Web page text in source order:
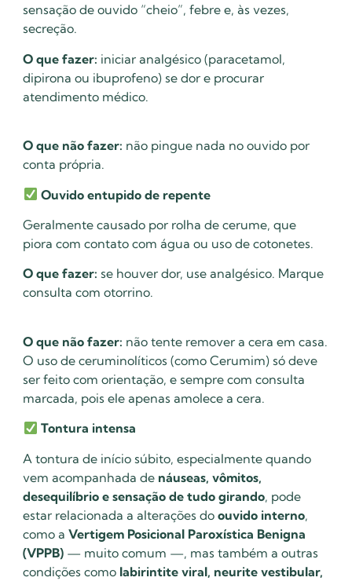
sensação de ouvido “cheio”, febre e, às vezes,
secreção.
O que fazer: iniciar analgésico (paracetamol,
dipirona ou ibuprofeno) se dor e procurar
atendimento médico.
O que não fazer: não pingue nada no ouvido por
conta própria.
Ouvido entupido de repente
Geralmente causado por rolha de cerume, que
piora com contato com água ou uso de cotonetes.
O que fazer: se houver dor, use analgésico. Marque
consulta com otorrino.
O que não fazer: não tente remover a cera em casa.
O uso de ceruminolíticos (como Cerumim) só deve
ser feito com orientação, e sempre com consulta
marcada, pois ele apenas amolece a cera.
Tontura intensa
A tontura de início súbito, especialmente quando
vem acompanhada de náuseas, vômitos,
desequilíbrio e sensação de tudo girando, pode
estar relacionada a alterações doouvido interno,
como aVertigem Posicional Paroxística Benigna
(VPPB) — muito comum —, mas também a outras
condições como labirintite viral, neurite vestibular,